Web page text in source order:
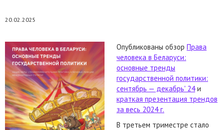
20.02.2025
Опубликованы обзор Права
человека в Беларуси:
основные тренды
государственной политики:
сентябрь — декабрь' 24и
краткая презентация трендов
за весь 2024 г.
В третьем триместре стало